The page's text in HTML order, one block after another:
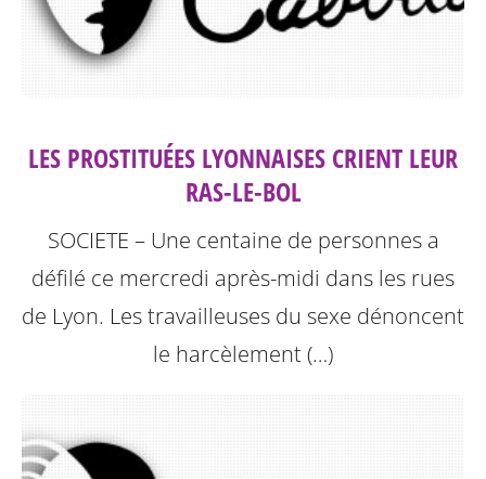
LES PROSTITUÉES LYONNAISES CRIENT LEUR
RAS-LE-BOL
SOCIETE – Une centaine de personnes a
défilé ce mercredi après-midi dans les rues
de Lyon. Les travailleuses du sexe dénoncent
le harcèlement (…)